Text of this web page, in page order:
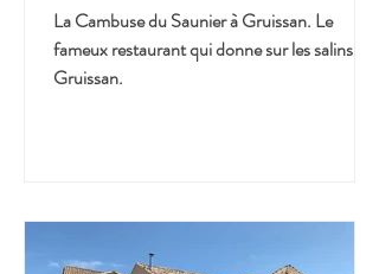
La Cambuse du Saunier à Gruissan. Le
fameux restaurant qui donne sur les salins de
Gruissan.